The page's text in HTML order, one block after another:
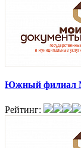
Южный филиал
Рейтинг: